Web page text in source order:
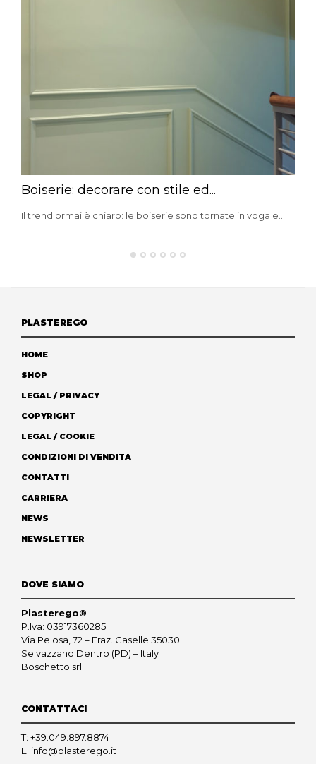
Boiserie: decorare con stile ed...
Il trend ormai è chiaro: le boiserie sono tornate in voga e...
PLASTEREGO
HOME
SHOP
LEGAL / PRIVACY
COPYRIGHT
LEGAL / COOKIE
CONDIZIONI DI VENDITA
CONTATTI
CARRIERA
NEWS
NEWSLETTER
DOVE SIAMO
Plasterego®
P.Iva: 03917360285
Via Pelosa, 72 – Fraz. Caselle 35030
Selvazzano Dentro (PD) – Italy
Boschetto srl
CONTATTACI
T: +39.049.897.8874
E: info@plasterego.it